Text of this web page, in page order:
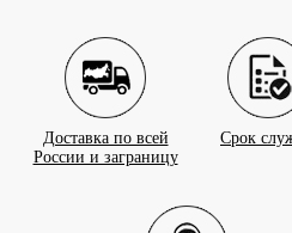
Доставка по всей
России и заграницу
Срок